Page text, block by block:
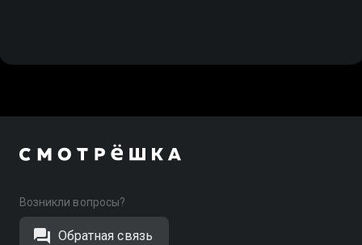
Возникли вопросы?
Обратная связь